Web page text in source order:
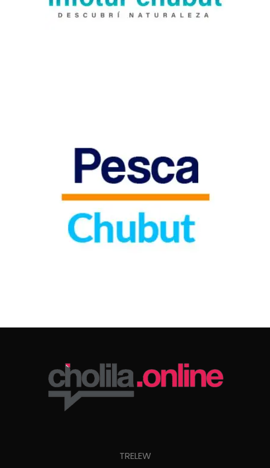
TRELEW